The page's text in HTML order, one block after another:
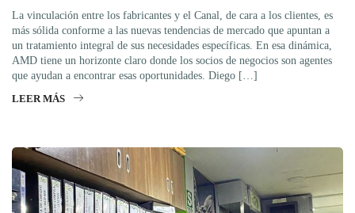
La vinculación entre los fabricantes y el Canal, de cara a los clientes, es
más sólida conforme a las nuevas tendencias de mercado que apuntan a
un tratamiento integral de sus necesidades específicas. En esa dinámica,
AMD tiene un horizonte claro donde los socios de negocios son agentes
que ayudan a encontrar esas oportunidades. Diego […]
LEER MÁS